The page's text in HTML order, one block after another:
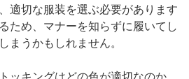
適切な服装を選ぶ必要があります
ため、マナーを知らずに履いてし
まうかもしれません。